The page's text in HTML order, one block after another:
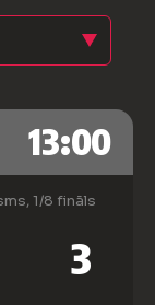
13:00
1/8 fināls
3